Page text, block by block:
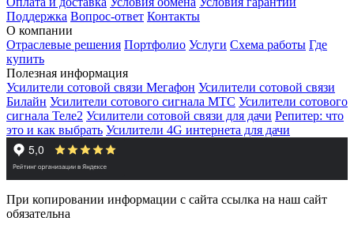
Поддержка Вопрос-ответ Контакты
О компании
Отраслевые решения Портфолио Услуги Схема работы Где
купить
Полезная информация
Усилители сотовой связи Мегафон Усилители сотовой связи
Билайн Усилители сотового сигнала МТС Усилители сотового
сигнала Теле2 Усилители сотовой связи для дачи Репитер: что
это и как выбрать Усилители 4G интернета для дачи
При копировании информации с сайта ссылка на наш сайт
обязательна